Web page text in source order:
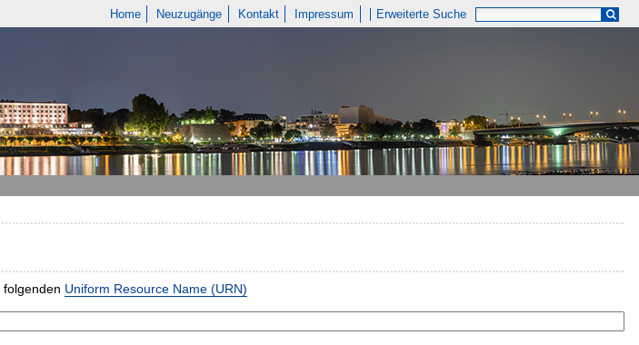
Home Neuzugänge Kontakt Impressum Erweiterte Suche
Uniform Resource Name (URN)